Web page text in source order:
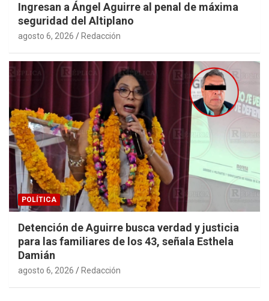
Ingresan a Ángel Aguirre al penal de máxima
seguridad del Altiplano
agosto 6, 2026 Redacción
POLÍTICA
Detención de Aguirre busca verdad y justicia
para las familiares de los 43, señala Esthela
Damián
agosto 6, 2026 Redacción